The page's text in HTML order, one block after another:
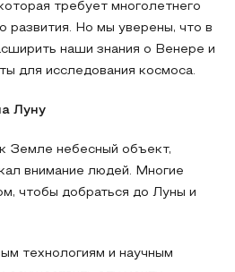
требует многолетнего
развития. Но мы уверены, что в
наши знания о Венере и
для исследования космоса.
Луну
Земле небесный объект,
внимание людей. Многие
чтобы добраться до Луны и
технологиям и научным